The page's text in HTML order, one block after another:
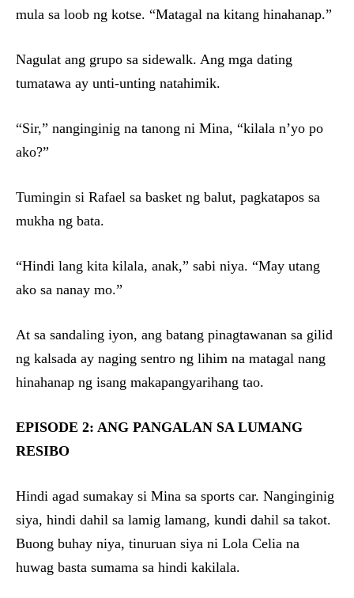
mula sa loob ng kotse. “Matagal na kitang hinahanap.”
Nagulat ang grupo sa sidewalk. Ang mga dating
tumatawa ay unti-unting natahimik.
“Sir,” nanginginig na tanong ni Mina, “kilala n’yo po
ako?”
Tumingin si Rafael sa basket ng balut, pagkatapos sa
mukha ng bata.
“Hindi lang kita kilala, anak,” sabi niya. “May utang
ako sa nanay mo.”
At sa sandaling iyon, ang batang pinagtawanan sa gilid
ng kalsada ay naging sentro ng lihim na matagal nang
hinahanap ng isang makapangyarihang tao.
EPISODE 2: ANG PANGALAN SA LUMANG
RESIBO
Hindi agad sumakay si Mina sa sports car. Nanginginig
siya, hindi dahil sa lamig lamang, kundi dahil sa takot.
Buong buhay niya, tinuruan siya ni Lola Celia na
huwag basta sumama sa hindi kakilala.